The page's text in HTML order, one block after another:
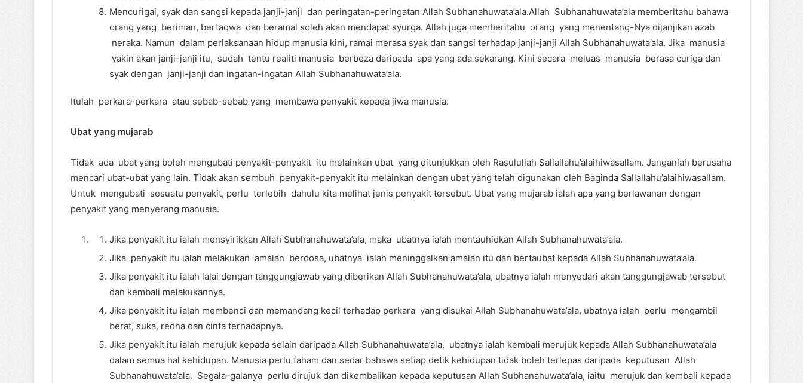
Mencurigai, syak dan sangsi kepada janji-janji dan peringatan-peringatan Allah Subhanahuwata’ala.Allah Subhanahuwata’ala memberitahu bahawa
orang yang beriman, bertaqwa dan beramal soleh akan mendapat syurga. Allah juga memberitahu orang yang menentang-Nya dijanjikan azab
neraka. Namun dalam perlaksanaan hidup manusia kini, ramai merasa syak dan sangsi terhadap janji-janji Allah Subhanahuwata’ala. Jika manusia
yakin akan janji-janji itu, sudah tentu realiti manusia berbeza daripada apa yang ada sekarang. Kini secara meluas manusia berasa curiga dan
syak dengan janji-janji dan ingatan-ingatan Allah Subhanahuwata’ala.
Itulah perkara-perkara atau sebab-sebab yang membawa penyakit kepada jiwa manusia.
Ubat yang mujarab
Tidak ada ubat yang boleh mengubati penyakit-penyakit itu melainkan ubat yang ditunjukkan oleh Rasulullah Sallallahu’alaihiwasallam. Janganlah berusaha
mencari ubat-ubat yang lain. Tidak akan sembuh penyakit-penyakit itu melainkan dengan ubat yang telah digunakan oleh Baginda Sallallahu’alaihiwasallam.
Untuk mengubati sesuatu penyakit, perlu terlebih dahulu kita melihat jenis penyakit tersebut. Ubat yang mujarab ialah apa yang berlawanan dengan
penyakit yang menyerang manusia.
Jika penyakit itu ialah mensyirikkan Allah Subhanahuwata’ala, maka ubatnya ialah mentauhidkan Allah Subhanahuwata’ala.
Jika penyakit itu ialah melakukan amalan berdosa, ubatnya ialah meninggalkan amalan itu dan bertaubat kepada Allah Subhanahuwata’ala.
Jika penyakit itu ialah lalai dengan tanggungjawab yang diber­ikan Allah Subhanahuwata’ala, ubatnya ialah menyedari akan tanggungjawab terse­but
dan kembali melakukannya.
Jika penyakit itu ialah membenci dan memandang kecil terhadap perkara yang disukai Allah Subhanahuwata’ala, ubatnya ialah perlu mengambil
berat, suka, redha dan cinta terhadapnya.
Jika penyakit itu ialah merujuk kepada selain daripada Allah Subhanahuwata’ala, ubatnya ialah kembali merujuk kepada Allah Subhanahuwata’ala
dalam semua hal kehidupan. Manusia perlu faham dan sedar bahawa setiap detik kehidupan tidak boleh terlepas daripada keputusan Allah
Subhanahuwata’ala. Segala-galanya perlu dirujuk dan dikembalikan kepada keputusan Allah Subhanahuwata’ala, iaitu meru­juk dan kembali kepada